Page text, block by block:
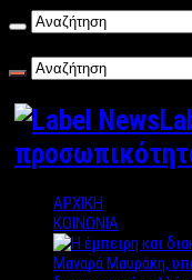
ΑΡΧΙΚΗ
ΚΟΙΝΩΝΙΑ